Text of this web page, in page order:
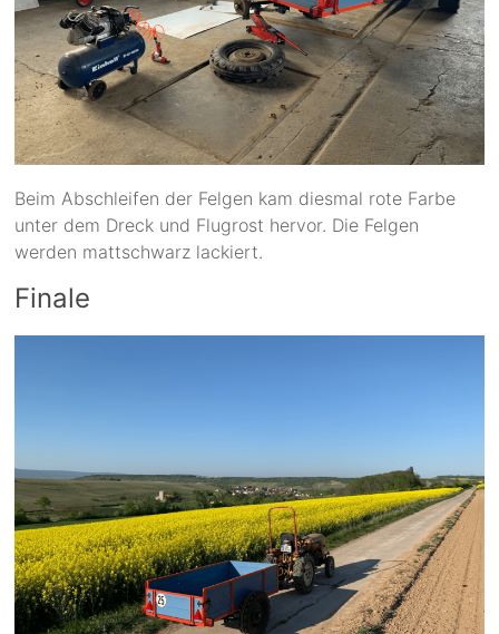
Beim Abschleifen der Felgen kam diesmal rote Farbe
unter dem Dreck und Flugrost hervor. Die Felgen
werden mattschwarz lackiert.
Finale